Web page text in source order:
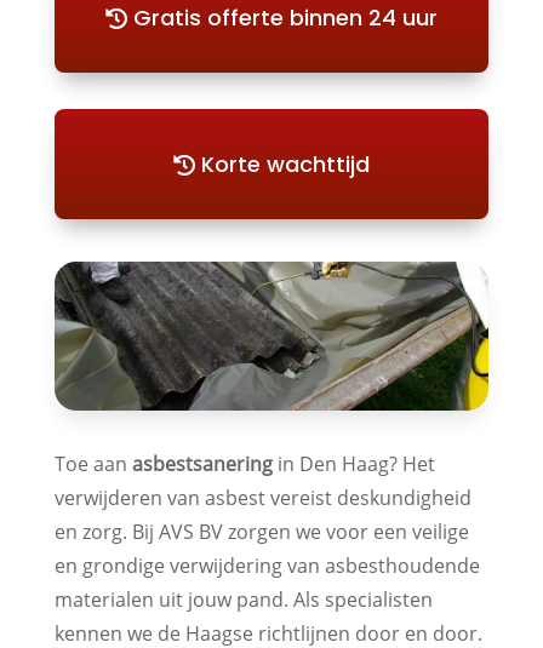
Gratis offerte binnen 24 uur
Korte wachttijd
Toe aan asbestsaneringin Den Haag? Het
verwijderen van asbest vereist deskundigheid
en zorg. Bij AVS BV zorgen we voor een veilige
en grondige verwijdering van asbesthoudende
materialen uit jouw pand. Als specialisten
kennen we de Haagse richtlijnen door en door.